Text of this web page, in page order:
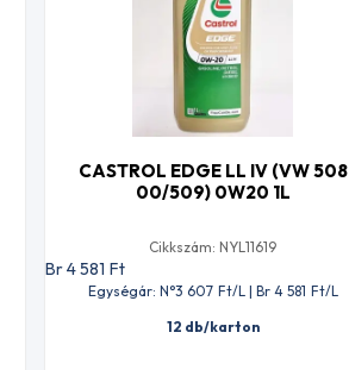
CASTROL EDGE LL IV (VW 508
00/509) 0W20 1L
Cikkszám: NYL11619
Br 4 581 Ft
Egységár: N°3 607 Ft/L | Br 4 581 Ft/L
12 db/karton